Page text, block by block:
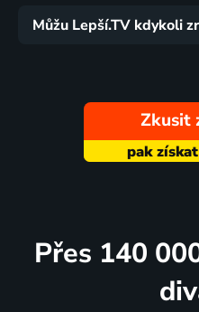
Můžu Lepší.TV kdykoli
Zkusit
Přes 140